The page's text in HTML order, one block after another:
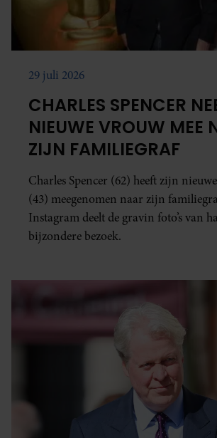
29 juli 2026
CHARLES SPENCER
NIEUWE VROUW MEE
ZIJN FAMILIEGRAF
Charles Spencer (62) heeft zijn
(43) meegenomen naar zijn
Instagram deelt de gravin foto’s van
bijzondere bezoek.